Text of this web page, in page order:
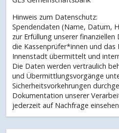
Hinweis zum Datenschutz:
Spendendaten (Name, Datum,
zur Erfüllung unserer
die Kassenprüfer*innen und das
Innenstadt übermittelt und
Die Daten werden vertraulich
und Übermittlungsvorgänge
Sicherheitsvorkehrungen
Dokumentation unserer
jederzeit auf Nachfrage